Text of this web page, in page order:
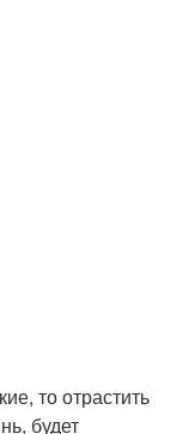
то отрастить
будет